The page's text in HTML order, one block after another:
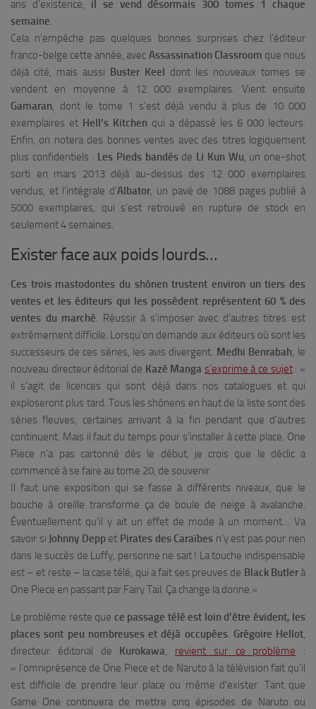
ans d’existence, il se vend désormais 300 tomes 1 chaque
semaine.
Cela n’empêche pas quelques bonnes surprises chez l’éditeur
franco-belge cette année, avec Assassination Classroom que nous
déjà cité, mais aussi Buster Keel dont les nouveaux tomes se
vendent en moyenne à 12 000 exemplaires. Vient ensuite
Gamaran, dont le tome 1 s’est déjà vendu à plus de 10 000
exemplaires et Hell’s Kitchen qui a dépassé les 6 000 lecteurs.
Enfin, on notera des bonnes ventes avec des titres logiquement
plus confidentiels : Les Pieds bandésde Li Kun Wu, un one-shot
sorti en mars 2013 déjà au-dessus des 12 000 exemplaires
vendus, et l’intégrale d’Albator, un pavé de 1088 pages publié à
5000 exemplaires, qui s’est retrouvé en rupture de stock en
seulement 4 semaines.
Exister face aux poids lourds…
Ces trois mastodontes du shônen trustent environ un tiers des
ventes et les éditeurs qui les possèdent représentent 60 % des
ventes du marché. Réussir à s’imposer avec d’autres titres est
extrêmement difficile. Lorsqu’on demande aux éditeurs où sont les
successeurs de ces séries, les avis divergent. Medhi Benrabah, le
nouveau directeur éditorial de Kazé Manga s’exprime à ce sujet: «
il s’agit de licences qui sont déjà dans nos catalogues et qui
exploseront plus tard. Tous les shônens en haut de la liste sont des
séries fleuves, certaines arrivant à la fin pendant que d’autres
continuent. Mais il faut du temps pour s’installer à cette place. One
Piece n’a pas cartonné dès le début, je crois que le déclic a
commencé à se faire au tome 20, de souvenir.
Il faut une exposition qui se fasse à différents niveaux, que le
bouche à oreille transforme ça de boule de neige à avalanche.
Éventuellement qu’il y ait un effet de mode à un moment… Va
savoir si Johnny Deppet Pirates des Caraïbes n’y est pas pour rien
dans le succès de Luffy, personne ne sait ! La touche indispensable
est – et reste – la case télé, qui a fait ses preuves de Black Butlerà
One Piece en passant par Fairy Tail. Ça change la donne.»
Le problème reste que ce passage télé est loin d’être évident, les
places sont peu nombreuses et déjà occupées. Grégoire Hellot,
directeur éditorial de Kurokawa, revient sur ce problème :
« l’omniprésence de One Piece et de Naruto à la télévision fait qu’il
est difficile de prendre leur place ou même d’exister. Tant que
Game One continuera de mettre cinq épisodes de Naruto ou